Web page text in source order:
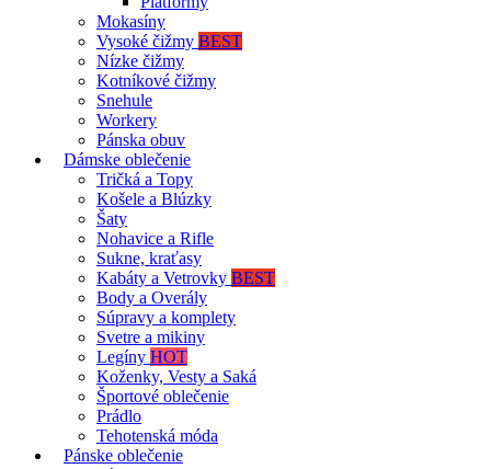
Mokasíny
Vysoké čižmy BEST
Nízke čižmy
Kotníkové čižmy
Snehule
Workery
Pánska obuv
Dámske oblečenie
Tričká a Topy
Košele a Blúzky
Šaty
Nohavice a Rifle
Sukne, kraťasy
Kabáty a Vetrovky BEST
Body a Overály
Súpravy a komplety
Svetre a mikiny
Legíny HOT
Koženky, Vesty a Saká
Športové oblečenie
Prádlo
Tehotenská móda
Pánske oblečenie